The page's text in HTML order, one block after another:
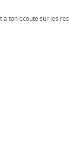
ton écoute sur les